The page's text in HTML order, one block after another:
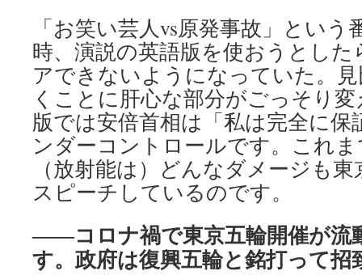
「お笑い芸人vs原発事故」とい
時、演説の英語版を使おうとし
アできないようになっていた。
くことに肝心な部分がごっそり
版では安倍首相は「私は完全に
ンダーコントロールです。これ
（放射能は）どんなダメージも
スピーチしているのです。
――コロナ禍で東京五輪開催が流
す。政府は復興五輪と銘打って招